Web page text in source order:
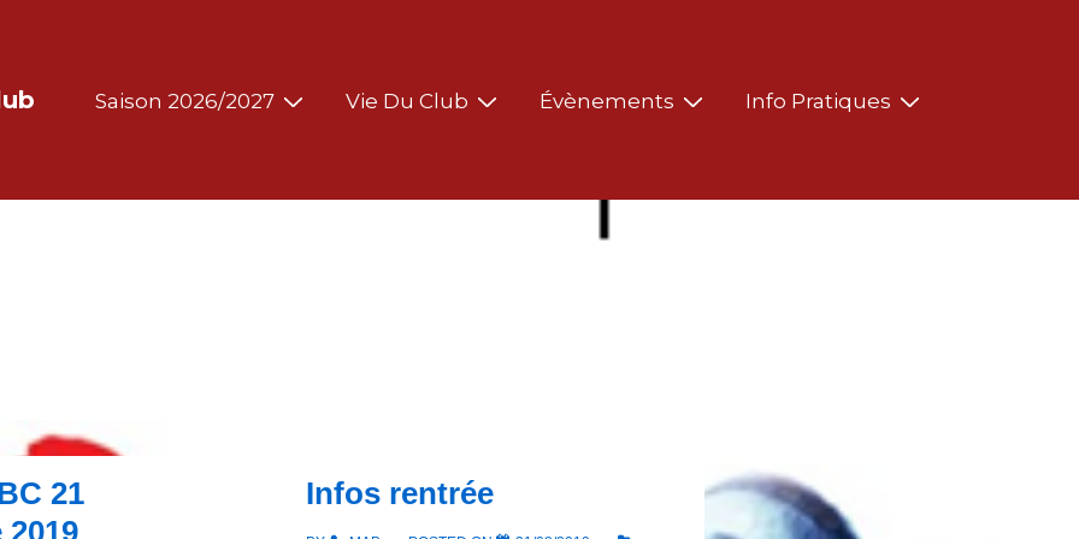
MainSaison 2026/2027 Vie Du Club Évènements Info Pratiques
21
Infos rentrée